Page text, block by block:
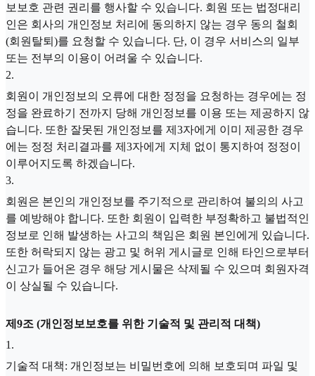
보보호 관련 권리를 행사할 수 있습니다. 회원 또는 법정대리
인은 회사의 개인정보 처리에 동의하지 않는 경우 동의 철회
(회원탈퇴)를 요청할 수 있습니다. 단, 이 경우 서비스의 일부
또는 전부의 이용이 어려울 수 있습니다.
2.
회원이 개인정보의 오류에 대한 정정을 요청하는 경우에는 정
정을 완료하기 전까지 당해 개인정보를 이용 또는 제공하지 않
습니다. 또한 잘못된 개인정보를 제3자에게 이미 제공한 경우
에는 정정 처리결과를 제3자에게 지체 없이 통지하여 정정이
이루어지도록 하겠습니다.
3.
회원은 본인의 개인정보를 주기적으로 관리하여 불의의 사고
를 예방해야 합니다. 또한 회원이 입력한 부정확하고 불법적인
정보로 인해 발생하는 사고의 책임은 회원 본인에게 있습니다.
또한 허락되지 않는 광고 및 허위 게시글로 인해 타인으로부터
신고가 들어온 경우 해당 게시물은 삭제될 수 있으며 회원자격
이 상실될 수 있습니다.
제9조 (개인정보보호를 위한 기술적 및 관리적 대책)
1 .
기술적 대책: 개인정보는 비밀번호에 의해 보호되며 파일 및